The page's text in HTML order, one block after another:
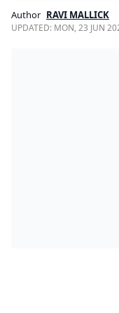
Author RAVI MALLICK
UPDATED: MON, 23 JUN